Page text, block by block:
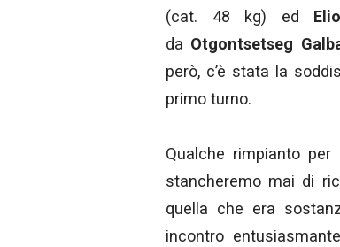
(cat. 48 kg) ed
da Otgontsetseg
però, c’è stata la
primo turno.
Qualche rimpianto per
stancheremo mai di
quella che era
incontro